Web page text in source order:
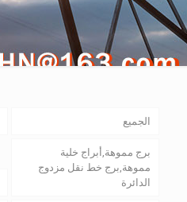
الجميع
برج مموهة,أبراج خلية
مموهة,برج خط نقل مزدوج
الدائرة